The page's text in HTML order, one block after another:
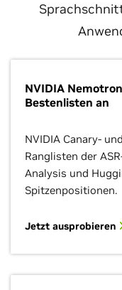
NVIDIA
Bestenlisten an
NVIDIA Canary-
Ranglisten der
Analysis und
Spitzenpositionen.
Jetzt ausprobieren